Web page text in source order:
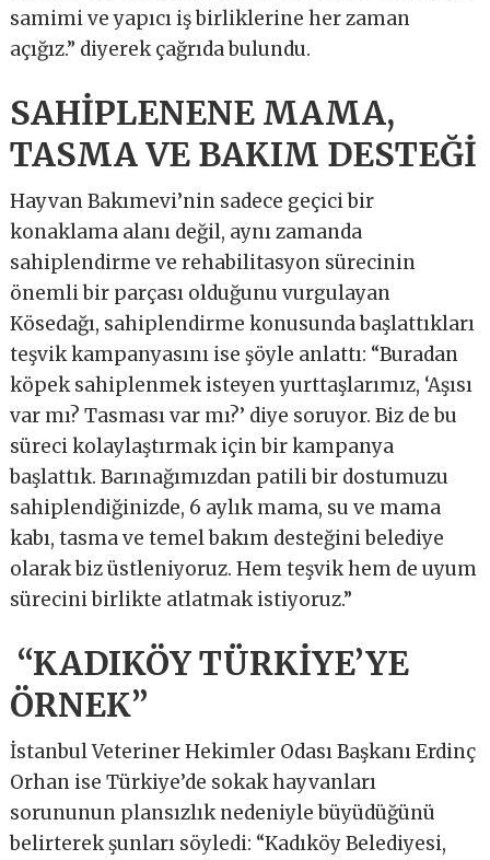
samimi ve yapıcı iş birliklerine her zaman
açığız.” diyerek çağrıda bulundu.
SAHİPLENENE MAMA,
TASMA VE BAKIM DESTEĞİ
Hayvan Bakımevi’nin sadece geçici bir
konaklama alanı değil, aynı zamanda
sahiplendirme ve rehabilitasyon sürecinin
önemli bir parçası olduğunu vurgulayan
Kösedağı, sahiplendirme konusunda başlattıkları
teşvik kampanyasını ise şöyle anlattı: “Buradan
köpek sahiplenmek isteyen yurttaşlarımız, ‘Aşısı
var mı? Tasması var mı?’ diye soruyor. Biz de bu
süreci kolaylaştırmak için bir kampanya
başlattık. Barınağımızdan patili bir dostumuzu
sahiplendiğinizde, 6 aylık mama, su ve mama
kabı, tasma ve temel bakım desteğini belediye
olarak biz üstleniyoruz. Hem teşvik hem de uyum
sürecini birlikte atlatmak istiyoruz.”
“KADIKÖY TÜRKİYE’YE
ÖRNEK”
İstanbul Veteriner Hekimler Odası Başkanı Erdinç
Orhan ise Türkiye’de sokak hayvanları
sorununun plansızlık nedeniyle büyüdüğünü
belirterek şunları söyledi: “Kadıköy Belediyesi,